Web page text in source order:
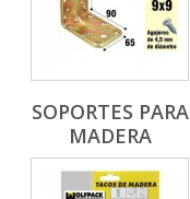
SOPORTES PARA
MADERA